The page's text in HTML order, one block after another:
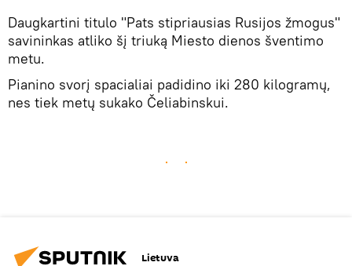
Daugkartini titulo "Pats stipriausias Rusijos žmogus"
savininkas atliko šį triuką Miesto dienos šventimo
metu.
Pianino svorį spacialiai padidino iki 280 kilogramų,
nes tiek metų sukako Čeliabinskui.
Lietuva